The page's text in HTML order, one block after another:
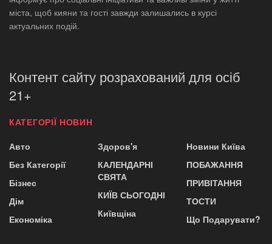
міста, щоб кияни та гості завжди залишались в курсі
актуальних подій.
Контент сайту розрахований для осіб
21+
КАТЕГОРІЇ НОВИН
Авто
Без Категорії
Бізнес
Дім
Економіка
Здоров'я
КАЛЕНДАРНІ
СВЯТА
КИЇВ СЬОГОДНІ
Київщіна
Новини Київа
ПОБАЖАННЯ
ПРИВІТАННЯ
ТОСТИ
Що Подарувати?